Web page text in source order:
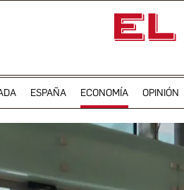
ESPAÑA ECONOMÍA OPINIÓN